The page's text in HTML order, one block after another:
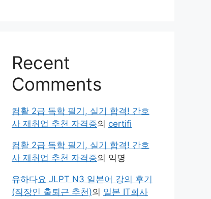
Recent
Comments
컴활 2급 독학 필기, 실기 합격! 간호
사 재취업 추천 자격증의 certifi
컴활 2급 독학 필기, 실기 합격! 간호
사 재취업 추천 자격증의 익명
유하다요 JLPT N3 일본어 강의 후기
(직장인 출퇴근 추천)의 일본 IT회사